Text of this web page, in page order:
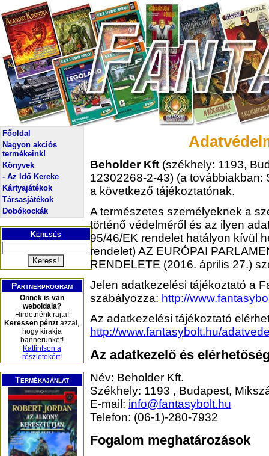
Főoldal
Nagyon akciós
termékeink!
Könyvek
- Az Idő Kereke
Kártyajátékok
Társasjátékok
Dobókockák
Keresés
Partnerprogram
Önnek is van
weboldala?
Hirdetnénk rajta!
Keressen pénzt azzal,
hogy kirakja
bannerünket!
Kattintson a
részletekért!
Termékajánlat
Beholder Kft (székhely: 1193,
12302268-2-43) (a továbbiakban:
a következő tájékoztatónak.
A természetes személyeknek a
történő védelméről és az ilyen
95/46/EK rendelet hatályon kívül
rendelet) AZ EURÓPAI
RENDELETE (2016. április 27.)
Jelen adatkezelési tájékoztató a
szabályozza: http://
Az adatkezelési tájékoztató
http://www.fantasybolt.hu/
Az adatkezelő és
Név: Beholder Kft.
Székhely: 1193 , Budapest,
E-mail: info@fantasybolt.hu
Telefon: (06-1)-280-7932
Fogalom meghatározások